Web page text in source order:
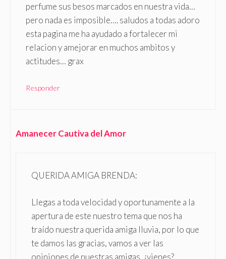
perfume sus besos marcados en nuestra vida…
pero nada es imposible…. saludos a todas adoro
esta pagina me ha ayudado a fortalecer mi
relacion y amejorar en muchos ambitos y
actitudes… grax
Responder
Amanecer Cautiva del Amor
QUERIDA AMIGA BRENDA:
Llegas a toda velocidad y oportunamente a la
apertura de este nuestro tema que nos ha
traído nuestra querida amiga lluvia, por lo que
te damos las gracias, vamos a ver las
opiniones de nuestras amigas, ¿vienes?